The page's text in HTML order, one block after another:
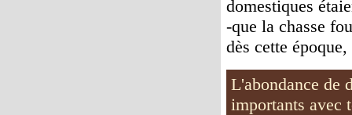
domestiques
-que la chasse
dès cette
L'abondance de
importants avec